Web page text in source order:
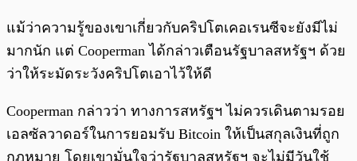
แม้ว่าความรู้ของเขาเกี่ยวกับคริปโตเคอเรนซีจะยังมีไม่
มากนัก แต่ Cooperman ได้กล่าวเตือนรัฐบาลสหรัฐฯ ด้วย
ว่าให้ระมัดระวังคริปโตเอาไว้ให้ดี
Cooperman กล่าวว่า ทางการสหรัฐฯ ไม่ควรเดินตามรอย
เอลซัลวาดอร์ในการยอมรับ Bitcoin ให้เป็นสกุลเงินที่ถูก
กฎหมาย โดยเขามั่นใจว่ารัฐบาลสหรัฐฯ จะไม่มีวันใช้